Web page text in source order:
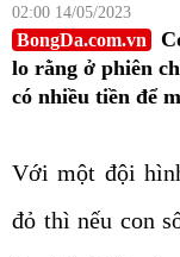
02:00 14/05/2023
BongDa.com.vn
lo rằng ở phiên
có nhiều tiền để
Với một đội
đỏ thì nếu con